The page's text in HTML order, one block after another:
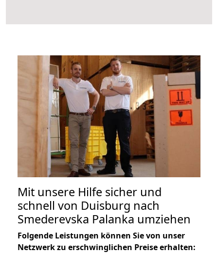
Mit unsere Hilfe sicher und
schnell von Duisburg nach
Smederevska Palanka umziehen
Folgende Leistungen können Sie von unser
Netzwerk zu erschwinglichen Preise erhalten: